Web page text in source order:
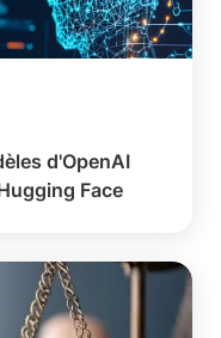
d'OpenAI
Face